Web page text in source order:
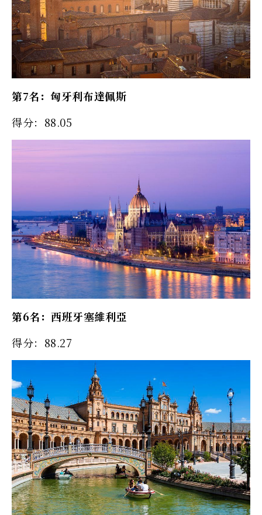
第7名：匈牙利布達佩斯
得分：88.05
第6名：西班牙塞維利亞
得分：88.27